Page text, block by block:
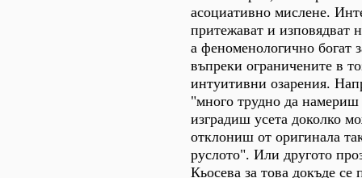
асоциативно мислене.
притежават и изповядват
а феноменологично богат
въпреки ограничените в
интуитивни озарения.
"много трудно да намериш
изградиш усета доколко
отклониш от оригинала
руслото". Или другото
Кьосева за това докъде се